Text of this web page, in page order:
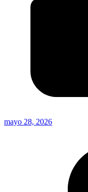
mayo 28, 2026